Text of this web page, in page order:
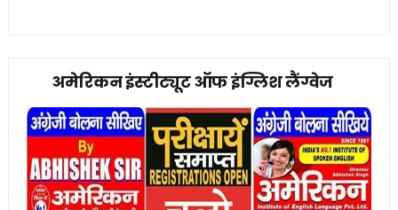
अमेरिकन इंस्टीट्यूट ऑफ इंग्लिश लैंग्वेज